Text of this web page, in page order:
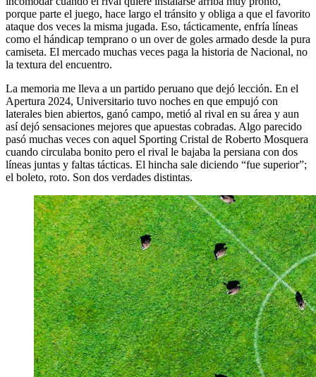
porque parte el juego, hace largo el tránsito y obliga a que el favorito
ataque dos veces la misma jugada. Eso, tácticamente, enfría líneas
como el hándicap temprano o un over de goles armado desde la pura
camiseta. El mercado muchas veces paga la historia de Nacional, no
la textura del encuentro.
La memoria me lleva a un partido peruano que dejó lección. En el
Apertura 2024, Universitario tuvo noches en que empujó con
laterales bien abiertos, ganó campo, metió al rival en su área y aun
así dejó sensaciones mejores que apuestas cobradas. Algo parecido
pasó muchas veces con aquel Sporting Cristal de Roberto Mosquera
cuando circulaba bonito pero el rival le bajaba la persiana con dos
líneas juntas y faltas tácticas. El hincha sale diciendo “fue superior”;
el boleto, roto. Son dos verdades distintas.